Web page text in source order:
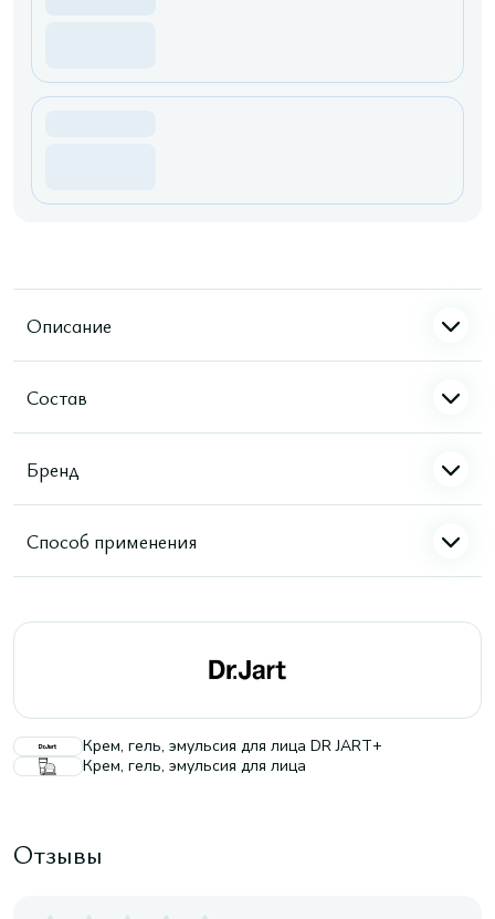
Описание
Состав
Бренд
Способ применения
Крем, гель, эмульсия для лица DR JART+
Крем, гель, эмульсия для лица
Отзывы